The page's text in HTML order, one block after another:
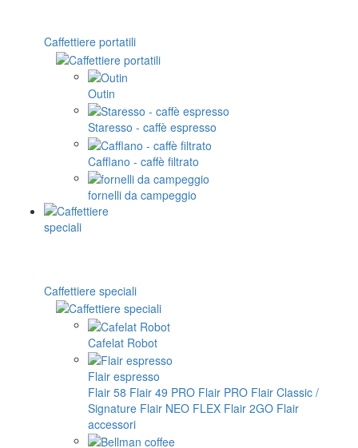
Caffettiere portatili
Outin
Staresso - caffè espresso
Cafflano - caffè filtrato
fornelli da campeggio
Caffettiere speciali
Cafelat Robot
Flair espresso
Flair 58 Flair 49 PRO Flair PRO Flair Classic /
Signature Flair NEO FLEX Flair 2GO Flair
accessori